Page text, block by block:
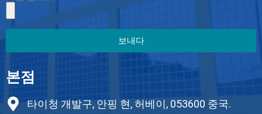
보내다
본점
타이청 개발구, 안핑 현, 허베이, 053600 중국.